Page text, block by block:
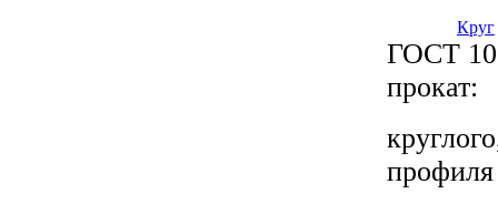
Круг
ГОСТ
прокат:
профиля